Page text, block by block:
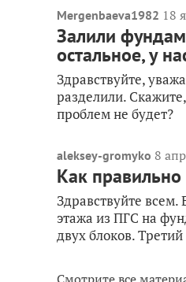
Mergenbaeva1982 18
Залили
остальное, у
Здравствуйте,
разделили.
проблем не будет?
aleksey-gromyko 8
Как
Здравствуйте всем.
этажа из ПГС на
двух блоков.